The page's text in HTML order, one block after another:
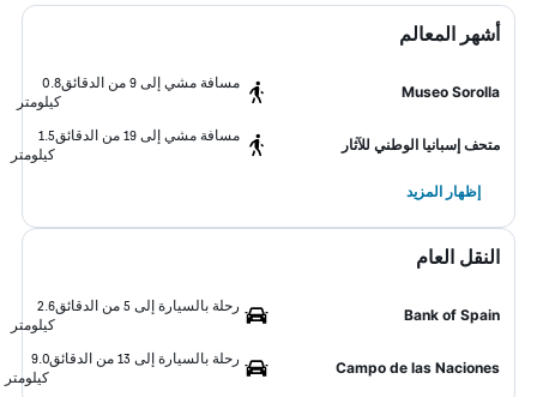
أشهر المعالم
Museo Sorolla
مسافة مشي إلى 9 من الدقائق
0.8
كيلومتر
متحف إسبانيا الوطني للآثار
مسافة مشي إلى 19 من الدقائق
1.5
كيلومتر
إظهار المزيد
النقل العام
Bank of Spain
رحلة بالسيارة إلى 5 من الدقائق
2.6
كيلومتر
Campo de las Naciones
رحلة بالسيارة إلى 13 من الدقائق
9.0
كيلومتر